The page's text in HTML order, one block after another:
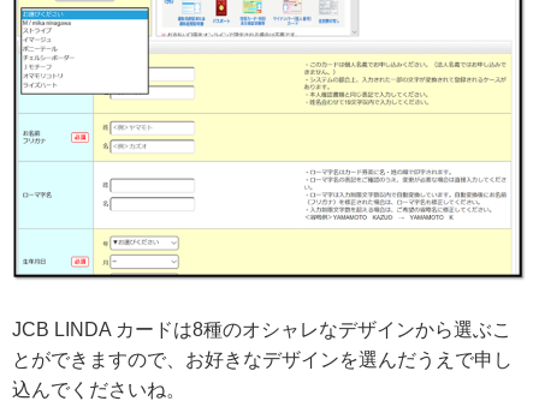
JCB LINDA カードは8種のオシャレなデザインから選ぶこ
とができますので、お好きなデザインを選んだうえで申し
込んでくださいね。